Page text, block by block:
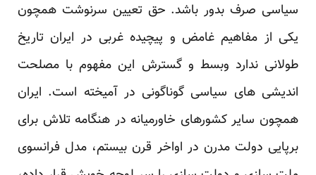
سیاسی صرف بدور باشد. حق تعیین سرنوشت همچون
یکی از مفاهیم غامض و پیچیده غربی در ایران تاریخ
طولانی ندارد وبسط و گسترش این مفهوم با مصلحت
اندیشی های سیاسی گوناگونی در آمیخته است. ایران
همچون سایر کشورهای خاورمیانه در هنگامه تلاش برای
برپایی دولت مدرن در اواخر قرن بیستم، مدل فرانسوی